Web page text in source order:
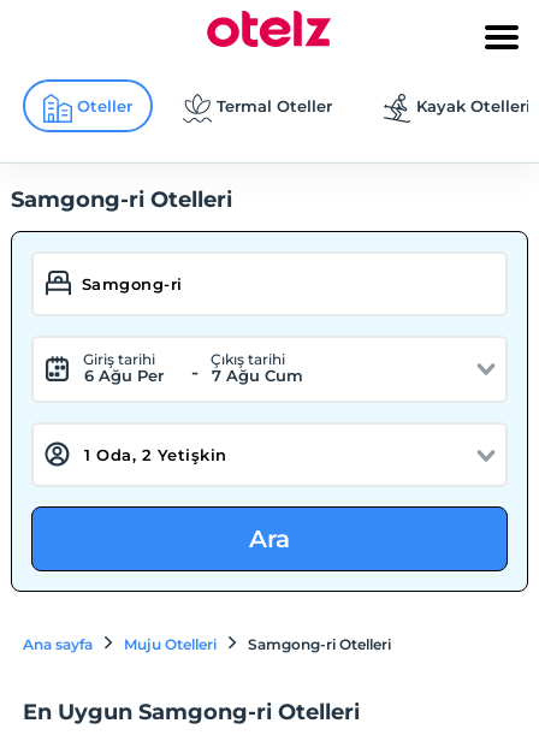
Oteller Termal Oteller Kayak Otelleri
Samgong-ri Otelleri
Giriş tarihi
6 Ağu Per -
Çıkış tarihi
7 Ağu Cum
Ara
Ana sayfa Muju Otelleri Samgong-ri Otelleri
En Uygun Samgong-ri Otelleri